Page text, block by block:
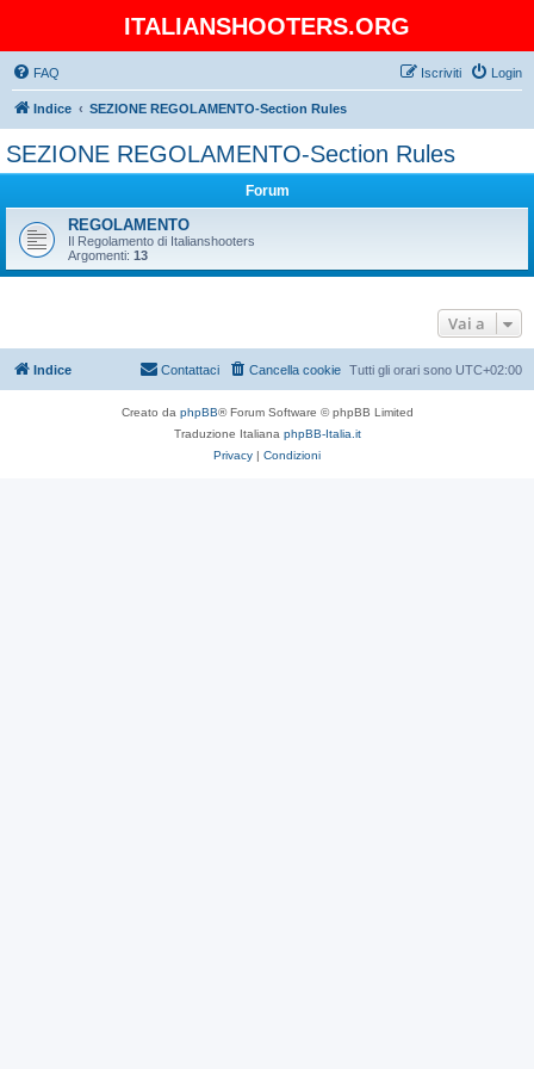
ITALIANSHOOTERS.ORG
FAQ Login
Iscriviti
Indice SEZIONE REGOLAMENTO-Section Rules
SEZIONE REGOLAMENTO-Section Rules
Forum
REGOLAMENTO
Il Regolamento di Italianshooters
Argomenti: 13
Vai a
Indice Tutti gli orari sono UTC+02:00
Cancella cookie
Contattaci
Creato da phpBB® Forum Software © phpBB Limited
Traduzione Italiana phpBB-Italia.it
Privacy | Condizioni